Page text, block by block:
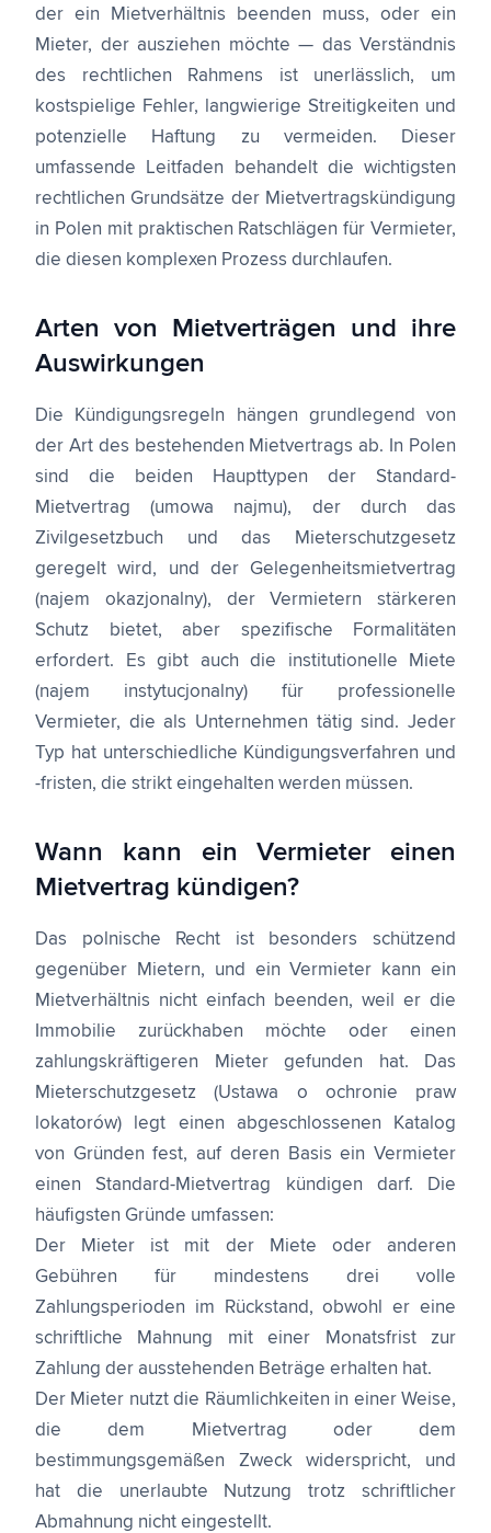
der ein Mietverhältnis beenden muss, oder ein
Mieter, der ausziehen möchte — das Verständnis
des rechtlichen Rahmens ist unerlässlich, um
kostspielige Fehler, langwierige Streitigkeiten und
potenzielle Haftung zu vermeiden. Dieser
umfassende Leitfaden behandelt die wichtigsten
rechtlichen Grundsätze der Mietvertragskündigung
in Polen mit praktischen Ratschlägen für Vermieter,
die diesen komplexen Prozess durchlaufen.
Arten von Mietverträgen und ihre
Auswirkungen
Die Kündigungsregeln hängen grundlegend von
der Art des bestehenden Mietvertrags ab. In Polen
sind die beiden Haupttypen der Standard-
Mietvertrag (umowa najmu), der durch das
Zivilgesetzbuch und das Mieterschutzgesetz
geregelt wird, und der Gelegenheitsmietvertrag
(najem okazjonalny), der Vermietern stärkeren
Schutz bietet, aber spezifische Formalitäten
erfordert. Es gibt auch die institutionelle Miete
(najem instytucjonalny) für professionelle
Vermieter, die als Unternehmen tätig sind. Jeder
Typ hat unterschiedliche Kündigungsverfahren und
-fristen, die strikt eingehalten werden müssen.
Wann kann ein Vermieter einen
Mietvertrag kündigen?
Das polnische Recht ist besonders schützend
gegenüber Mietern, und ein Vermieter kann ein
Mietverhältnis nicht einfach beenden, weil er die
Immobilie zurückhaben möchte oder einen
zahlungskräftigeren Mieter gefunden hat. Das
Mieterschutzgesetz (Ustawa o ochronie praw
lokatorów) legt einen abgeschlossenen Katalog
von Gründen fest, auf deren Basis ein Vermieter
einen Standard-Mietvertrag kündigen darf. Die
häufigsten Gründe umfassen:
Der Mieter ist mit der Miete oder anderen
Gebühren für mindestens drei volle
Zahlungsperioden im Rückstand, obwohl er eine
schriftliche Mahnung mit einer Monatsfrist zur
Zahlung der ausstehenden Beträge erhalten hat.
Der Mieter nutzt die Räumlichkeiten in einer Weise,
die dem Mietvertrag oder dem
bestimmungsgemäßen Zweck widerspricht, und
hat die unerlaubte Nutzung trotz schriftlicher
Abmahnung nicht eingestellt.